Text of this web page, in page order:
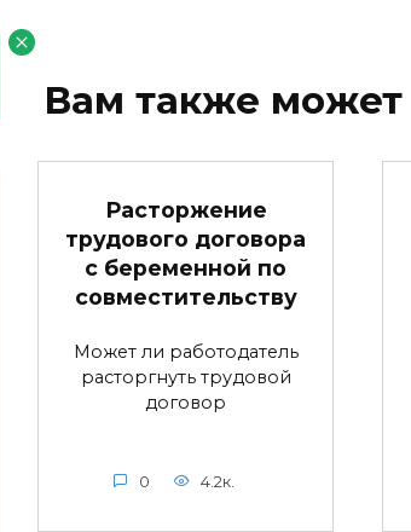
Вам также может
Расторжение
трудового договора
с беременной по
совместительству
Может ли работодатель
расторгнуть трудовой
договор
0 4.2к.